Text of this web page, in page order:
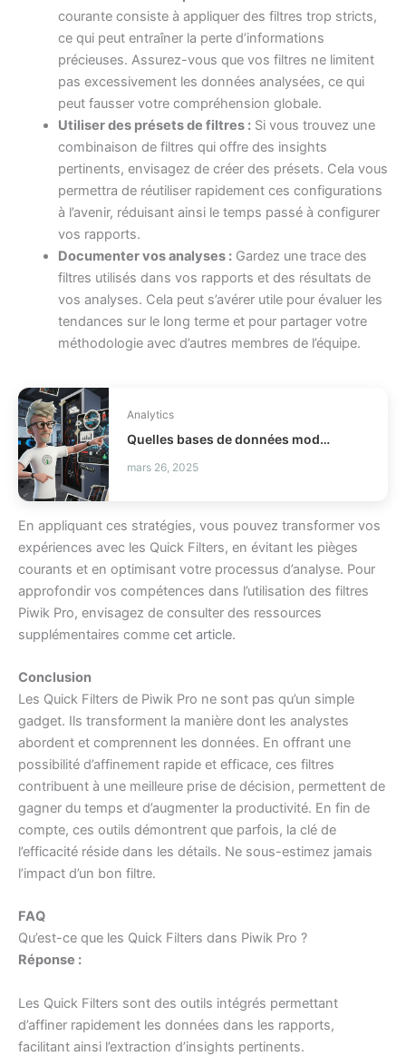
courante consiste à appliquer des filtres trop stricts,
ce qui peut entraîner la perte d’informations
précieuses. Assurez-vous que vos filtres ne limitent
pas excessivement les données analysées, ce qui
peut fausser votre compréhension globale.
Utiliser des présets de filtres :Si vous trouvez une
combinaison de filtres qui offre des insights
pertinents, envisagez de créer des présets. Cela vous
permettra de réutiliser rapidement ces configurations
à l’avenir, réduisant ainsi le temps passé à configurer
vos rapports.
Documenter vos analyses :Gardez une trace des
filtres utilisés dans vos rapports et des résultats de
vos analyses. Cela peut s’avérer utile pour évaluer les
tendances sur le long terme et pour partager votre
méthodologie avec d’autres membres de l’équipe.
Analytics
Quelles bases de données modernes choisir pour votre stack ?
mars 26, 2025
En appliquant ces stratégies, vous pouvez transformer vos
expériences avec les Quick Filters, en évitant les pièges
courants et en optimisant votre processus d’analyse. Pour
approfondir vos compétences dans l’utilisation des filtres
Piwik Pro, envisagez de consulter des ressources
supplémentaires comme cet article.
Conclusion
Les Quick Filters de Piwik Pro ne sont pas qu’un simple
gadget. Ils transforment la manière dont les analystes
abordent et comprennent les données. En offrant une
possibilité d’affinement rapide et efficace, ces filtres
contribuent à une meilleure prise de décision, permettent de
gagner du temps et d’augmenter la productivité. En fin de
compte, ces outils démontrent que parfois, la clé de
l’efficacité réside dans les détails. Ne sous-estimez jamais
l’impact d’un bon filtre.
FAQ
Qu’est-ce que les Quick Filters dans Piwik Pro ?
Réponse :
Les Quick Filters sont des outils intégrés permettant
d’affiner rapidement les données dans les rapports,
facilitant ainsi l’extraction d’insights pertinents.